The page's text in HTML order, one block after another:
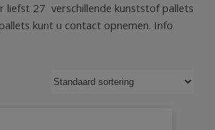
liefst 27 verschillende kunststof pallets
kunt u contact opnemen. Info